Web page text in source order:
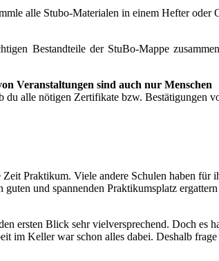
alle Stubo-Materialen in einem Hefter oder
Bestandteile der StuBo-Mappe
Veranstaltungen sind auch nur Menschen
du alle nötigen Zertifikate bzw. Bestätigungen
Praktikum. Viele andere Schulen haben
und spannenden Praktikumsplatz
ersten Blick sehr vielversprechend. Doch es
im Keller war schon alles dabei. Deshalb